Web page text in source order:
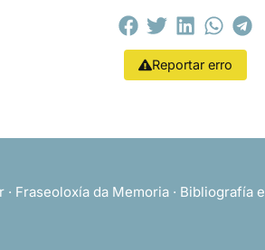
Reportar erro
· Fraseoloxía da Memoria · Bibliografía